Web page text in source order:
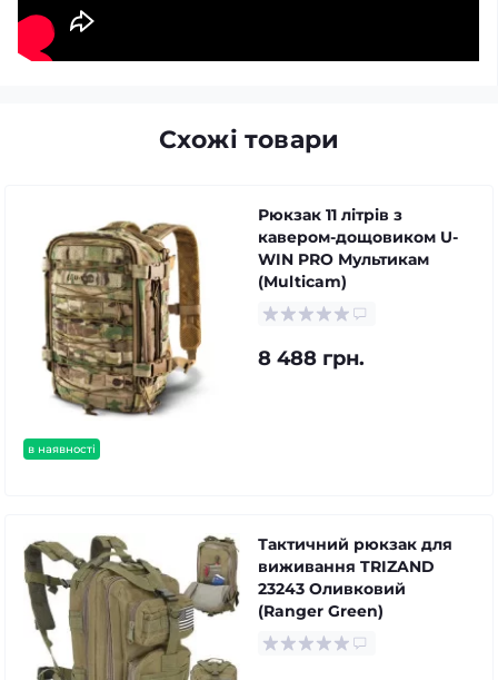
Схожі товари
в наявності
Рюкзак 11 літрів з
кавером-дощовиком U-
WIN PRO Мультикам
(Multicam)
8 488 грн.
Тактичний рюкзак для
виживання TRIZAND
23243 Оливковий
(Ranger Green)